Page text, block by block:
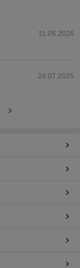
11.05.2026
24.07.2025